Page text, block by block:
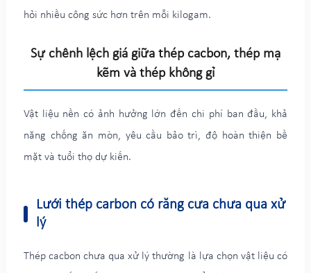
hỏi nhiều công sức hơn trên mỗi kilogam.
Sự chênh lệch giá giữa thép cacbon, thép mạ
kẽm và thép không gỉ
Vật liệu nền có ảnh hưởng lớn đến chi phí ban đầu, khả
năng chống ăn mòn, yêu cầu bảo trì, độ hoàn thiện bề
mặt và tuổi thọ dự kiến.
Lưới thép carbon có răng cưa chưa qua xử
lý
Thép cacbon chưa qua xử lý thường là lựa chọn vật liệu có